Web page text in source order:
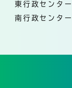
東行政センター
南行政センター